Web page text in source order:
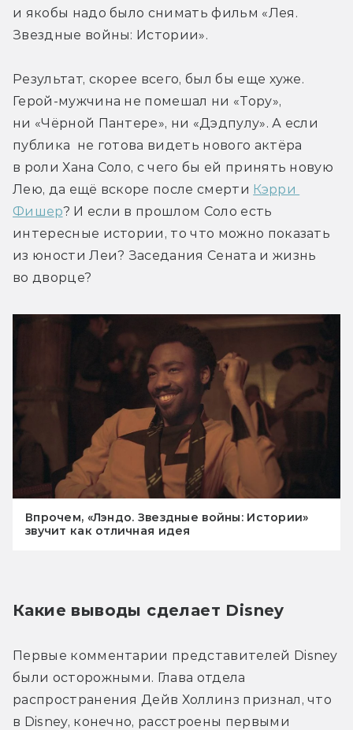
и якобы надо было снимать фильм «Лея.
Звездные войны: Истории».
Результат, скорее всего, был бы еще хуже.
Герой-мужчина не помешал ни «Тору»,
ни «Чёрной Пантере», ни «Дэдпулу». А если
публика  не готова видеть нового актёра
в роли Хана Соло, с чего бы ей принять новую
Лею, да ещё вскоре после смерти Кэрри
Фишер? И если в прошлом Соло есть
интересные истории, то что можно показать
из юности Леи? Заседания Сената и жизнь
во дворце?
Впрочем, «Лэндо. Звездные войны: Истории»
звучит как отличная идея
Какие выводы сделает Disney
Первые комментарии представителей Disney
были осторожными. Глава отдела
распространения Дейв Холлинз признал, что
в Disney, конечно, расстроены первыми